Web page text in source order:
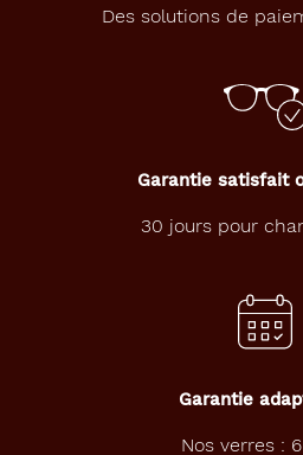
Des solutions de
Garantie satisfait
30 jours pour
Garantie
Nos verres :